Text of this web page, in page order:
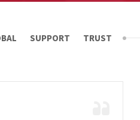
SUPPORT TRUST